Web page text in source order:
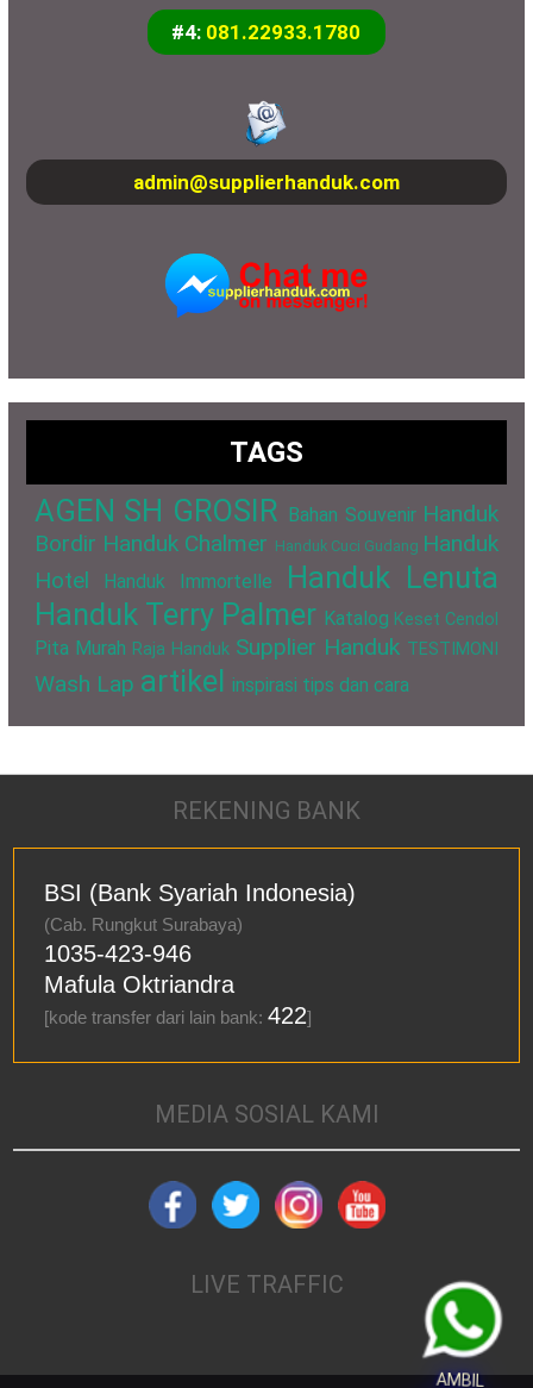
#4: 081.22933.1780
admin@supplierhanduk.com
TAGS
AGEN SH GROSIR Bahan Souvenir Handuk
Bordir Handuk Chalmer Handuk Cuci Gudang Handuk
Hotel
Handuk Immortelle
Handuk Lenuta
Handuk Terry Palmer Katalog Keset Cendol
Pita Murah Raja Handuk Supplier Handuk TESTIMONI
Wash Lap artikel inspirasi tips dan cara
REKENING BANK
BSI (Bank Syariah Indonesia)
(Cab. Rungkut Surabaya)
1035-423-946
Mafula Oktriandra
[kode transfer dari lain bank:422]
MEDIA SOSIAL KAMI
LIVE TRAFFIC
AMBIL